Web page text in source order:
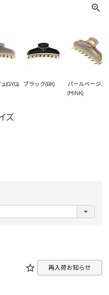
(GYG) ブラック(BK)
パールベージュ
(MINK)
ズ
再入荷お知らせ